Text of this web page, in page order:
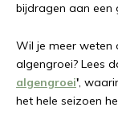
bijdragen aan een
Wil je meer weten
algengroei? Lees
algengroei',
het hele seizoen